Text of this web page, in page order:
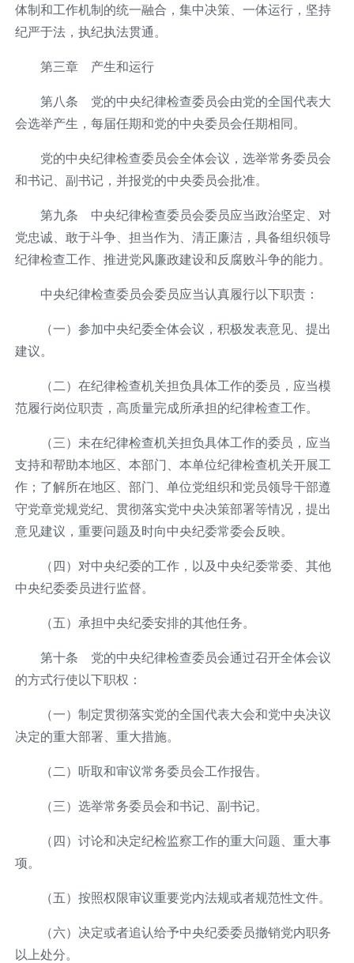
体制和工作机制的统一融合，集中决策、一体运行，坚持
纪严于法，执纪执法贯通。
第三章 产生和运行
第八条 党的中央纪律检查委员会由党的全国代表大
会选举产生，每届任期和党的中央委员会任期相同。
党的中央纪律检查委员会全体会议，选举常务委员会
和书记、副书记，并报党的中央委员会批准。
第九条 中央纪律检查委员会委员应当政治坚定、对
党忠诚、敢于斗争、担当作为、清正廉洁，具备组织领导
纪律检查工作、推进党风廉政建设和反腐败斗争的能力。
中央纪律检查委员会委员应当认真履行以下职责：
（一）参加中央纪委全体会议，积极发表意见、提出
建议。
（二）在纪律检查机关担负具体工作的委员，应当模
范履行岗位职责，高质量完成所承担的纪律检查工作。
（三）未在纪律检查机关担负具体工作的委员，应当
支持和帮助本地区、本部门、本单位纪律检查机关开展工
作；了解所在地区、部门、单位党组织和党员领导干部遵
守党章党规党纪、贯彻落实党中央决策部署等情况，提出
意见建议，重要问题及时向中央纪委常委会反映。
（四）对中央纪委的工作，以及中央纪委常委、其他
中央纪委委员进行监督。
（五）承担中央纪委安排的其他任务。
第十条 党的中央纪律检查委员会通过召开全体会议
的方式行使以下职权：
（一）制定贯彻落实党的全国代表大会和党中央决议
决定的重大部署、重大措施。
（二）听取和审议常务委员会工作报告。
（三）选举常务委员会和书记、副书记。
（四）讨论和决定纪检监察工作的重大问题、重大事
项。
（五）按照权限审议重要党内法规或者规范性文件。
（六）决定或者追认给予中央纪委委员撤销党内职务
以上处分。